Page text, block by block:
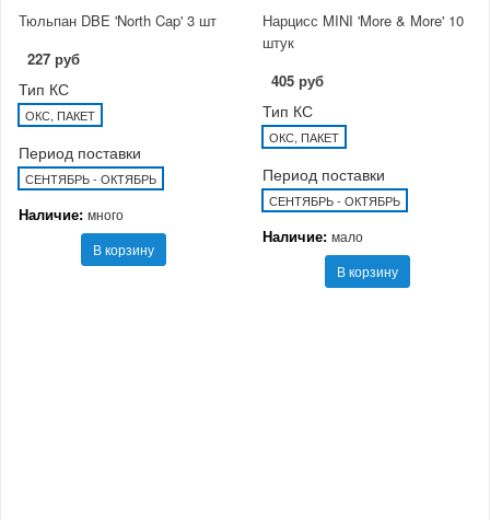
Тюльпан DBE 'North Cap' 3 шт
227 руб
Тип КС
ОКС, ПАКЕТ
Период поставки
СЕНТЯБРЬ - ОКТЯБРЬ
Наличие: много
В корзину
Нарцисс MINI 'More & More' 10
штук
405 руб
Тип КС
ОКС, ПАКЕТ
Период поставки
СЕНТЯБРЬ - ОКТЯБРЬ
Наличие: мало
В корзину